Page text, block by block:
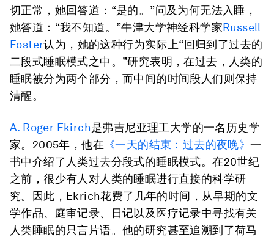
切正常，她回答道：“是的。”问及为何无法入睡，
她答道：“我不知道。”牛津大学神经科学家Russell
Foster认为，她的这种行为实际上“回归到了过去的
二段式睡眠模式之中。”研究表明，在过去，人类的
睡眠被分为两个部分，而中间的时间段人们则保持
清醒。
A. Roger Ekirch是弗吉尼亚理工大学的一名历史学
家。2005年，他在 《一天的结束：过去的夜晚》一
书中介绍了人类过去分段式的睡眠模式。在20世纪
之前，很少有人对人类的睡眠进行直接的科学研
究。因此，Ekrich花费了几年的时间，从早期的文
学作品、庭审记录、日记以及医疗记录中寻找有关
人类睡眠的只言片语。他的研究甚至追溯到了荷马